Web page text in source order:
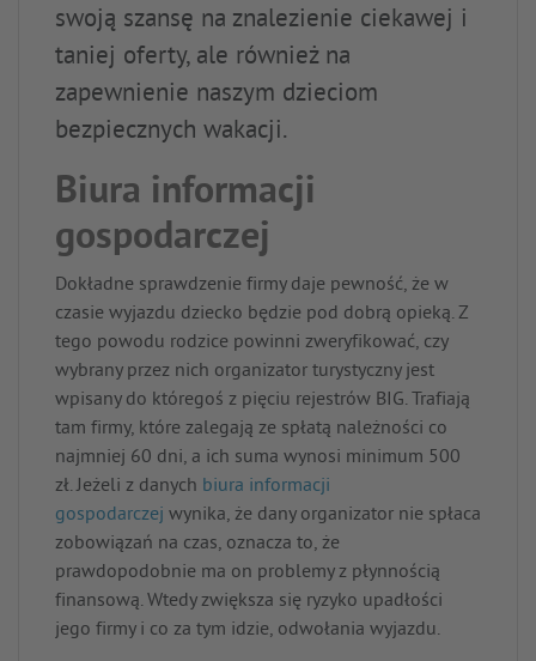
swoją szansę na znalezienie ciekawej i
taniej oferty, ale również na
zapewnienie naszym dzieciom
bezpiecznych wakacji.
Biura informacji
gospodarczej
Dokładne sprawdzenie firmy daje pewność, że w
czasie wyjazdu dziecko będzie pod dobrą opieką. Z
tego powodu rodzice powinni zweryfikować, czy
wybrany przez nich organizator turystyczny jest
wpisany do któregoś z pięciu rejestrów BIG. Trafiają
tam firmy, które zalegają ze spłatą należności co
najmniej 60 dni, a ich suma wynosi minimum 500
zł. Jeżeli z danych biura informacji
gospodarczej wynika, że dany organizator nie spłaca
zobowiązań na czas, oznacza to, że
prawdopodobnie ma on problemy z płynnością
finansową. Wtedy zwiększa się ryzyko upadłości
jego firmy i co za tym idzie, odwołania wyjazdu.